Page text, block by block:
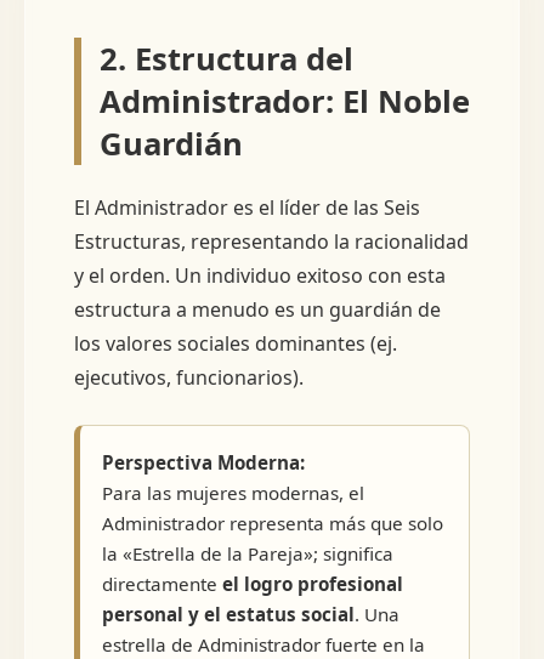
2. Estructura del
Administrador: El Noble
Guardián
El Administrador es el líder de las Seis
Estructuras, representando la racionalidad
y el orden. Un individuo exitoso con esta
estructura a menudo es un guardián de
los valores sociales dominantes (ej.
ejecutivos, funcionarios).
Perspectiva Moderna:
Para las mujeres modernas, el
Administrador representa más que solo
la «Estrella de la Pareja»; significa
directamente el logro profesional
personal y el estatus social. Una
estrella de Administrador fuerte en la